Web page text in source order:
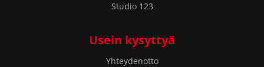
Studio 123
Usein kysyttyä
Yhteydenotto